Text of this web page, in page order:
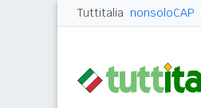
Tuttitalia nonsoloCAP